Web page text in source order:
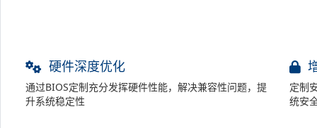
硬件深度优化
通过BIOS定制充分发挥硬件性能，解决兼容性问题，提
升系统稳定性
定制
统安